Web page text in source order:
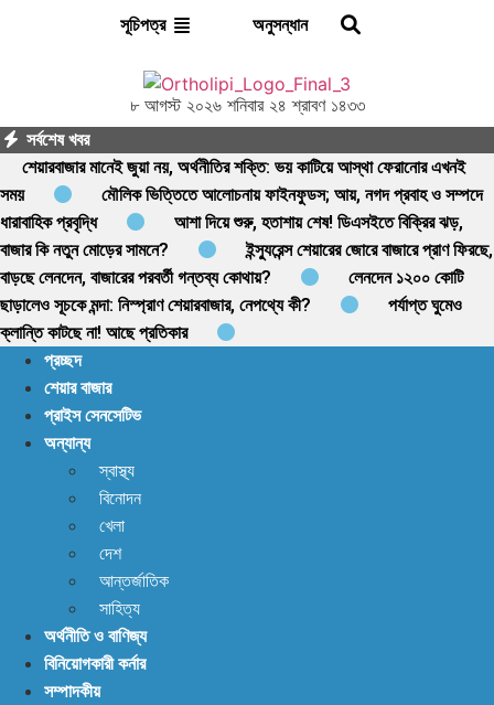
সূচিপত্র অনুসন্ধান
৮ আগস্ট ২০২৬ শনিবার ২৪ শ্রাবণ ১৪৩৩
সর্বশেষ খবর
শেয়ারবাজার মানেই জুয়া নয়, অর্থনীতির শক্তি: ভয় কাটিয়ে আস্থা ফেরানোর এখনই
সময়
মৌলিক ভিত্তিতে আলোচনায় ফাইনফুডস; আয়, নগদ প্রবাহ ও সম্পদে
ধারাবাহিক প্রবৃদ্ধি
আশা দিয়ে শুরু, হতাশায় শেষ! ডিএসইতে বিক্রির ঝড়,
বাজার কি নতুন মোড়ের সামনে?
ইন্স্যুরেন্স শেয়ারের জোরে বাজারে প্রাণ ফিরছে,
বাড়ছে লেনদেন, বাজারের পরবর্তী গন্তব্য কোথায়?
লেনদেন ১২০০ কোটি
ছাড়ালেও সূচকে মন্দা: নিস্প্রাণ শেয়ারবাজার, নেপথ্যে কী?
পর্যাপ্ত ঘুমেও
ক্লান্তি কাটছে না! আছে প্রতিকার
প্রচ্ছদ
শেয়ার বাজার
প্রাইস সেনসেটিভ
অন্যান্য
স্বাস্থ্য
বিনোদন
খেলা
দেশ
আন্তর্জাতিক
সাহিত্য
অর্থনীতি ও বাণিজ্য
বিনিয়োগকারী কর্নার
সম্পাদকীয়